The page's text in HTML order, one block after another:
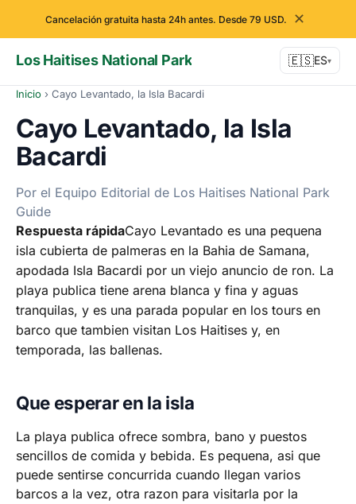
Cancelación gratuita hasta 24h antes. Desde 79 USD. ✕
Los Haitises National Park 🇪🇸ES▾
Inicio › Cayo Levantado, la Isla Bacardi
Cayo Levantado, la Isla
Bacardi
Por el Equipo Editorial de Los Haitises National Park
Guide
Respuesta rápidaCayo Levantado es una pequena
isla cubierta de palmeras en la Bahia de Samana,
apodada Isla Bacardi por un viejo anuncio de ron. La
playa publica tiene arena blanca y fina y aguas
tranquilas, y es una parada popular en los tours en
barco que tambien visitan Los Haitises y, en
temporada, las ballenas.
Que esperar en la isla
La playa publica ofrece sombra, bano y puestos
sencillos de comida y bebida. Es pequena, asi que
puede sentirse concurrida cuando llegan varios
barcos a la vez, otra razon para visitarla por la